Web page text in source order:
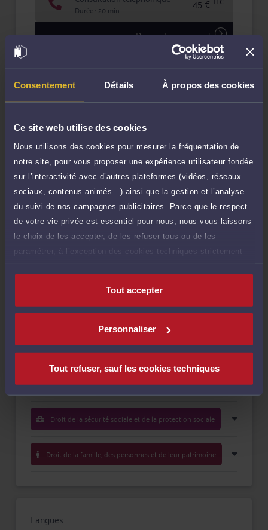
Consentement Détails À propos des cookies
Ce site web utilise des cookies
Nous utilisons des cookies pour mesurer la fréquentation de
notre site, pour vous proposer une expérience utilisateur fondée
sur l’interactivité avec d’autres plateformes (vidéos, réseaux
sociaux, contenus animés…) ainsi que la gestion et l’analyse
du suivi de nos campagnes publicitaires. Parce que le respect
de votre vie privée est essentiel pour nous, nous vous laissons
le choix de les accepter, de les refuser tous ou de les
paramétrer, à l’exception des cookies techniques strictement
nécessaires au fonctionnement du site.
Tout accepter
Personnaliser
Tout refuser, sauf les cookies techniques
Durée : 20 min 45 €
Demander un rappel
Question simple
Réponse concise à votre question (moins
de 1.000 caractères)
45 €
TTC
Consultation écrite
Etude de votre dossier + possibilité
d'ajout d'une pièce jointe
200 €
TTC
Consulter par écrit
Payer des honoraires ou une facture
Vous souhaitez payer une facture ou des
honoraires à l’avocat par Carte Bancaire.
Payer
Compétences
Droit du dommage corporel
Droit de la sécurité sociale et de la protection sociale
Droit de la famille, des personnes et de leur patrimoine
Langues